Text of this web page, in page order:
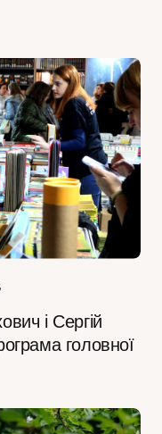
і Сергій
головної